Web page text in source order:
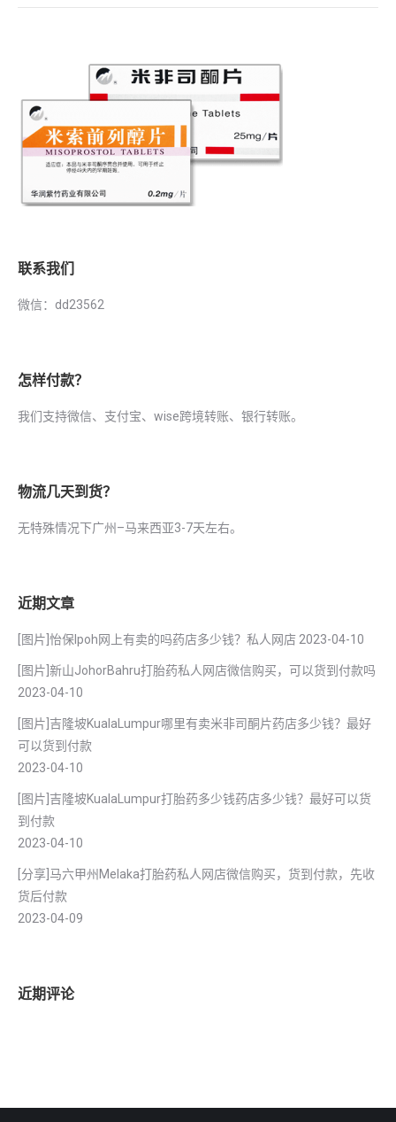
联系我们
微信：dd23562
怎样付款？
我们支持微信、支付宝、wise跨境转账、银行转账。
物流几天到货？
无特殊情况下广州–马来西亚3-7天左右。
近期文章
[图片]怡保lpoh网上有卖的吗药店多少钱？私人网店 2023-04-10
[图片]新山JohorBahru打胎药私人网店微信购买，可以货到付款吗
2023-04-10
[图片]吉隆坡KualaLumpur哪里有卖米非司酮片药店多少钱？最好
可以货到付款
2023-04-10
[图片]吉隆坡KualaLumpur打胎药多少钱药店多少钱？最好可以货
到付款
2023-04-10
[分享]马六甲州Melaka打胎药私人网店微信购买，货到付款，先收
货后付款
2023-04-09
近期评论